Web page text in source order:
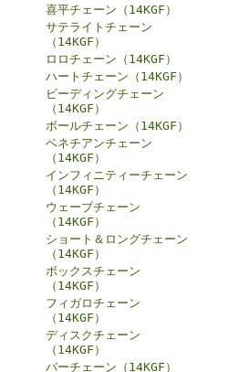
喜平チェーン（14KGF）
サテライトチェーン
（14KGF）
ロロチェーン（14KGF）
ハートチェーン（14KGF）
ビーディングチェーン
（14KGF）
ボールチェーン（14KGF）
ベネチアンチェーン
（14KGF）
インフィニティーチェーン
（14KGF）
ウェーブチェーン
（14KGF）
ショート＆ロングチェーン
（14KGF）
ボックスチェーン
（14KGF）
フィガロチェーン
（14KGF）
ディスクチェーン
（14KGF）
バーチェーン（14KGF）